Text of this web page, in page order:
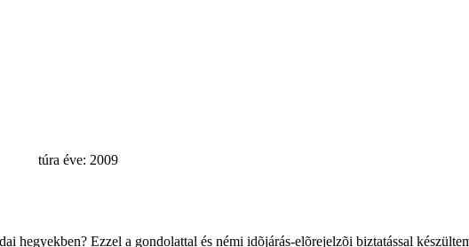
túra éve: 2009
hegyekben? Ezzel a gondolattal és némi idõjárás-elõrejelzõi biztatással